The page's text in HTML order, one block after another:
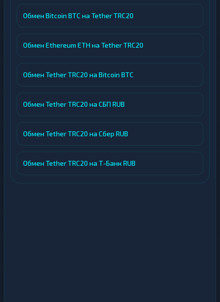
Обмен Bitcoin BTC на Tether TRC20
Обмен Ethereum ETH на Tether TRC20
Обмен Tether TRC20 на Bitcoin BTC
Обмен Tether TRC20 на СБП RUB
Обмен Tether TRC20 на Сбер RUB
Обмен Tether TRC20 на Т-Банк RUB